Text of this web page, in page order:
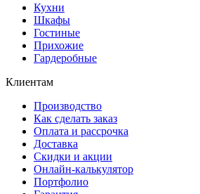
Кухни
Шкафы
Гостиные
Прихожие
Гардеробные
Клиентам
Производство
Как сделать заказ
Оплата и рассрочка
Доставка
Скидки и акции
Онлайн-калькулятор
Портфолио